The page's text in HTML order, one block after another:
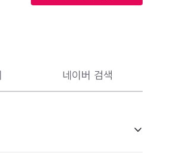
네이버 검색